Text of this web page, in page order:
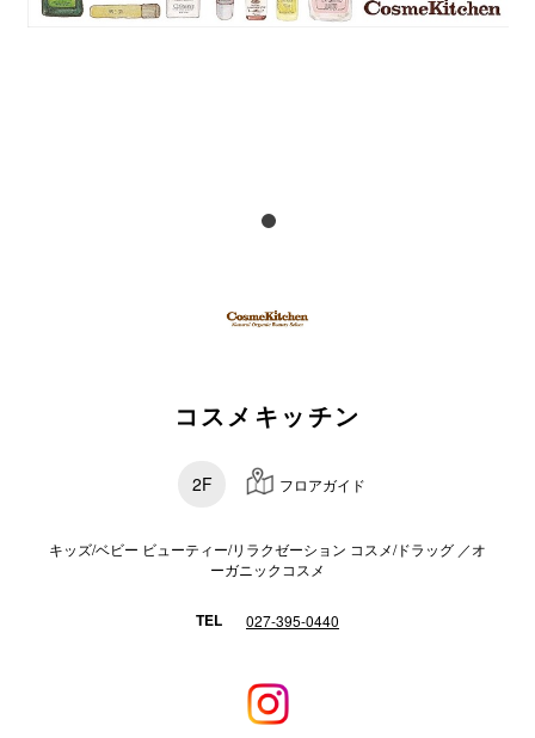
コスメキッチン
2F フロアガイド
キッズ/ベビー ビューティー/リラクゼーション コスメ/ドラッグ ／オ
ーガニックコスメ
TEL 027-395-0440
施設案内